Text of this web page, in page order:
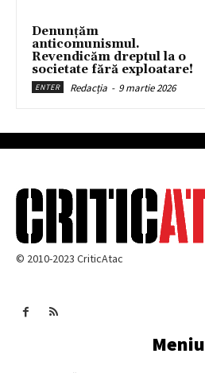
Denunțăm
anticomunismul.
Revendicăm dreptul la o
societate fără exploatare!
ENTER Redacția - 9 martie 2026
© 2010-2023 CriticAtac
Meniu